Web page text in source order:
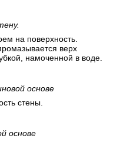
на поверхность.
верх
намоченной в воде.
основе
стены.
основе